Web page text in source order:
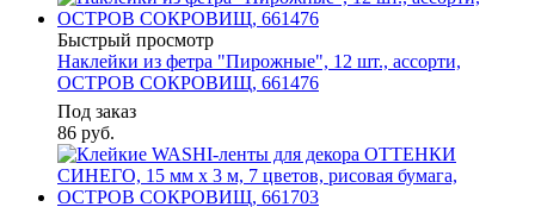
Быстрый просмотр
Наклейки из фетра "Пирожные", 12 шт., ассорти,
ОСТРОВ СОКРОВИЩ, 661476
Под заказ
86 руб.